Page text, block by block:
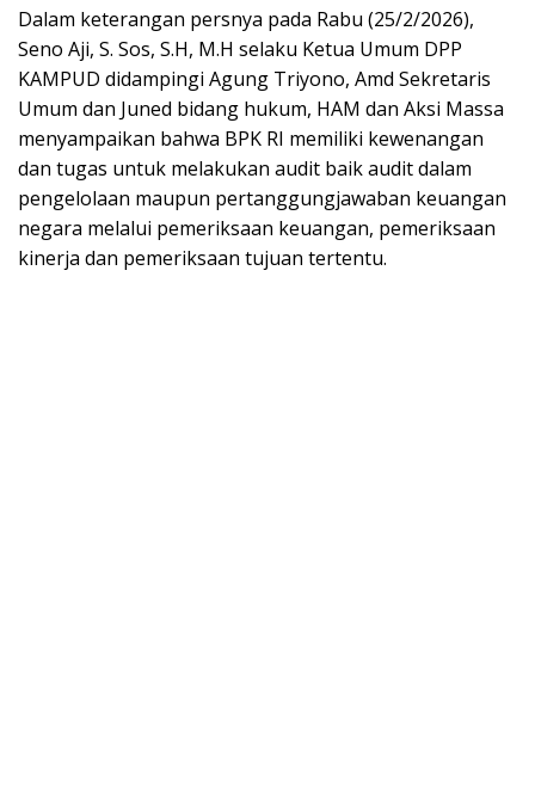
Dalam keterangan persnya pada Rabu (25/2/2026),
Seno Aji, S. Sos, S.H, M.H selaku Ketua Umum DPP
KAMPUD didampingi Agung Triyono, Amd Sekretaris
Umum dan Juned bidang hukum, HAM dan Aksi Massa
menyampaikan bahwa BPK RI memiliki kewenangan
dan tugas untuk melakukan audit baik audit dalam
pengelolaan maupun pertanggungjawaban keuangan
negara melalui pemeriksaan keuangan, pemeriksaan
kinerja dan pemeriksaan tujuan tertentu.